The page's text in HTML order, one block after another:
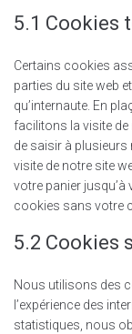
5.1 Cookies
Certains cookies
parties du site web
qu’internaute. En
facilitons la visite de
de saisir à
visite de notre site
votre panier
cookies sans votre
5.2 Cookies
Nous utilisons des
l’expérience des
statistiques, nous